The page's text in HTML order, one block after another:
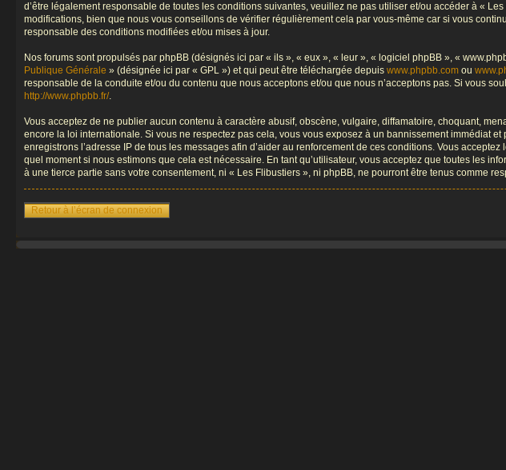
d’être légalement responsable de toutes les conditions suivantes, veuillez ne pas utiliser et/ou accéder à «
modifications, bien que nous vous conseillons de vérifier régulièrement cela par vous-même car si vous
responsable des conditions modifiées et/ou mises à jour.
Nos forums sont propulsés par phpBB (désignés ici par « ils », « eux », « leur », « logiciel phpBB », «
Publique Générale » (désignée ici par « GPL ») et qui peut être téléchargée depuis www.phpbb.com ou
responsable de la conduite et/ou du contenu que nous acceptons et/ou que nous n’acceptons pas. Si vous
http://www.phpbb.fr/.
Vous acceptez de ne publier aucun contenu à caractère abusif, obscène, vulgaire, diffamatoire, choquant,
encore la loi internationale. Si vous ne respectez pas cela, vous vous exposez à un bannissement immédiat
enregistrons l’adresse IP de tous les messages afin d’aider au renforcement de ces conditions. Vous
quel moment si nous estimons que cela est nécessaire. En tant qu’utilisateur, vous acceptez que toutes les
à une tierce partie sans votre consentement, ni « Les Flibustiers », ni phpBB, ne pourront être tenus comme
Retour à l’écran de connexion